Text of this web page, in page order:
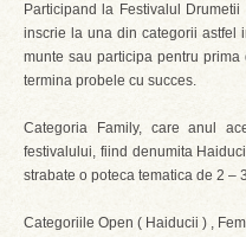
Participand la Festivalul
inscrie la una din categorii astfel
munte sau participa pentru
termina probele cu succes.
Categoria Family, care anul
festivalului, fiind denumita
strabate o poteca tematica de 2 –
Categoriile Open ( Haiducii ) ,